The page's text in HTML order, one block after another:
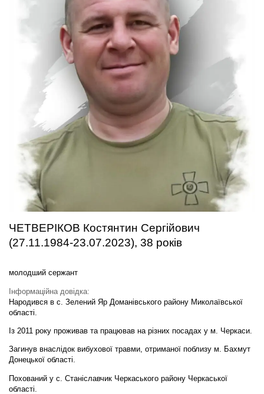
ЧЕТВЕРІКОВ Костянтин Сергійович
(27.11.1984-23.07.2023), 38 років
молодший сержант
Інформаційна довідка:
Народився в с. Зелений Яр Доманівського району Миколаївської
області.
Із 2011 року проживав та працював на різних посадах у м. Черкаси.
Загинув внаслідок вибухової травми, отриманої поблизу м. Бахмут
Донецької області.
Похований у с. Станіславчик Черкаського району Черкаської
області.